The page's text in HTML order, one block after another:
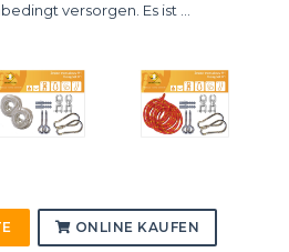
versorgen. Es ist ...
ONLINE KAUFEN